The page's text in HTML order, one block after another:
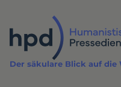
Inhalt
Der säkulare Blick auf die